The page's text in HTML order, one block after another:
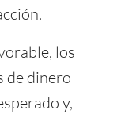
los
de dinero
y,